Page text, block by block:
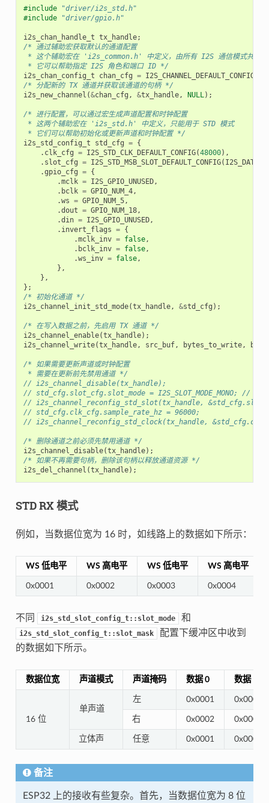
#include
"driver/i2s_std.h"
#include
"driver/gpio.h"
i2s_chan_handle_t tx_handle;
/* 通过辅助宏获取默认的通道配置
* 这个辅助宏在 'i2s_common.h' 中定义，由所有 I2S 通信模式共享
* 它可以帮助指定 I2S 角色和端口 ID */
i2s_chan_config_t
chan_cfg = I2S_CHANNEL_DEFAULT_CONFIG
/* 分配新的 TX 通道并获取该通道的句柄 */
i2s_new_channel (&chan_cfg , &tx_handle, NULL);
/* 进行配置，可以通过宏生成声道配置和时钟配置
* 这两个辅助宏在 'i2s_std.h' 中定义，只能用于 STD 模式
* 它们可以帮助初始化或更新声道和时钟配置 */
i2s_std_config_t
std_cfg = {
. clk_cfg = I2S_STD_CLK_DEFAULT_CONFIG(48000),
. slot_cfg = I2S_STD_MSB_SLOT_DEFAULT_CONFIG(
.gpio_cfg = {
.mclk = I2S_GPIO_UNUSED,
. bclk = GPIO_NUM_4,
.ws = GPIO_NUM_5,
.dout = GPIO_NUM_18,
.din = I2S_GPIO_UNUSED,
. invert_flags = {
.mclk_inv = false,
. bclk_inv = false,
.ws_inv = false,
},
},
};
/* 初始化通道 */
i2s_channel_init_std_mode(tx_handle, &std_cfg );
/* 在写入数据之前，先启用 TX 通道 */
i2s_channel_enable(tx_handle);
i2s_channel_write(tx_handle, src_buf, bytes_to_write,
/* 如果需要更新声道或时钟配置
* 需要在更新前先禁用通道 */
// i2s_channel_disable(tx_handle);
// std_cfg.slot_cfg.slot_mode = I2S_SLOT_MODE_MONO; // 默认
// i2s_channel_reconfig_std_slot(tx_handle,
// std_cfg.clk_cfg.sample_rate_hz = 96000;
// i2s_channel_reconfig_std_clock(tx_handle,
/* 删除通道之前必须先禁用通道 */
i2s_channel_disable(tx_handle);
/* 如果不再需要句柄，删除该句柄以释放通道资源 */
i2s_del_channel (tx_handle);
STD RX 模式
例如，当数据位宽为 16 时，如线路上的数据如下所示：
WS 低电平 WS 高电平 WS 低电平 WS 高电平
0x0001 0x0002 0x0003 0x0004
不同 i2s_std_slot_config_t::slot_mode 和
i2s_std_slot_config_t::slot_mask
配置下缓冲区中收到
的数据如下所示。
数据位宽 声道模式 声道掩码 数据 0 数据 1
16 位
单声道
左 0x0001 0x0000
右 0x0002 0x0000
立体声 任意 0x0001 0x0002
备注
ESP32 上的接收有些复杂。首先，当数据位宽为 8 位